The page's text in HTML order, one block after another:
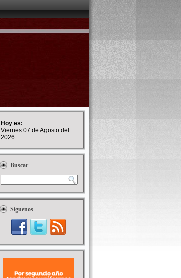
Hoy es:
Viernes 07 de Agosto del
2026
Buscar
Síguenos